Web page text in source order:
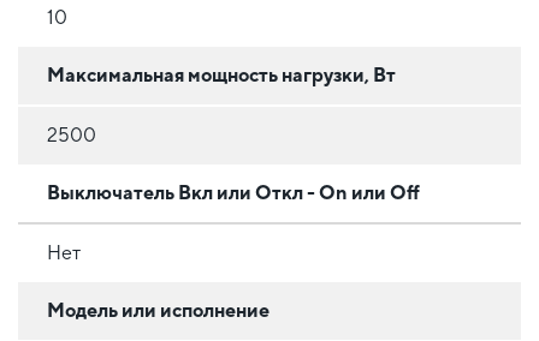
10
Максимальная мощность нагрузки, Вт
2500
Выключатель Вкл или Откл - On или Off
Нет
Модель или исполнение